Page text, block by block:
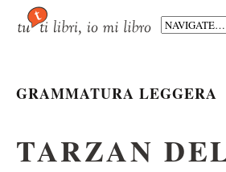
GRAMMATURA LEGGERA
TARZAN